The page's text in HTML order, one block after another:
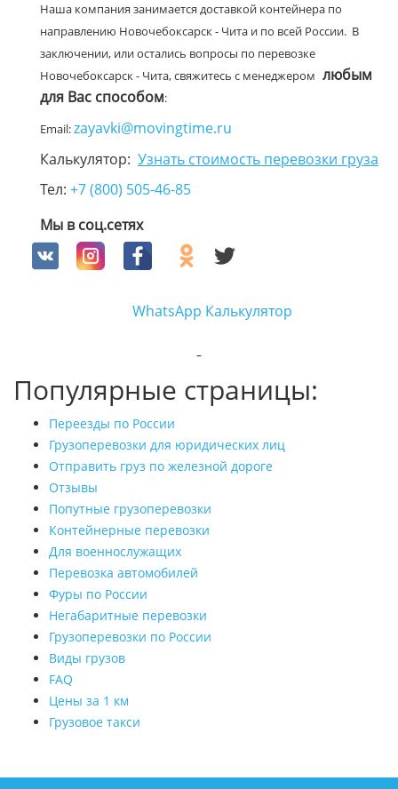
Наша компания занимается доставкой контейнера по
направлению Новочебоксарск - Чита и по всей России. В
заключении, или остались вопросы по перевозке
Новочебоксарск - Чита, свяжитесь с менеджером любым
для Вас способом:
Email:zayavki@movingtime.ru
Калькулятор: Узнать стоимость перевозки груза
Тел: +7 (800) 505-46-85
Мы в соц.сетях
WhatsApp Калькулятор
Популярные страницы:
Переезды по России
Грузоперевозки для юридических лиц
Отправить груз по железной дороге
Отзывы
Попутные грузоперевозки
Контейнерные перевозки
Для военнослужащих
Перевозка автомобилей
Фуры по России
Негабаритные перевозки
Грузоперевозки по России
Виды грузов
FAQ
Цены за 1 км
Грузовое такси